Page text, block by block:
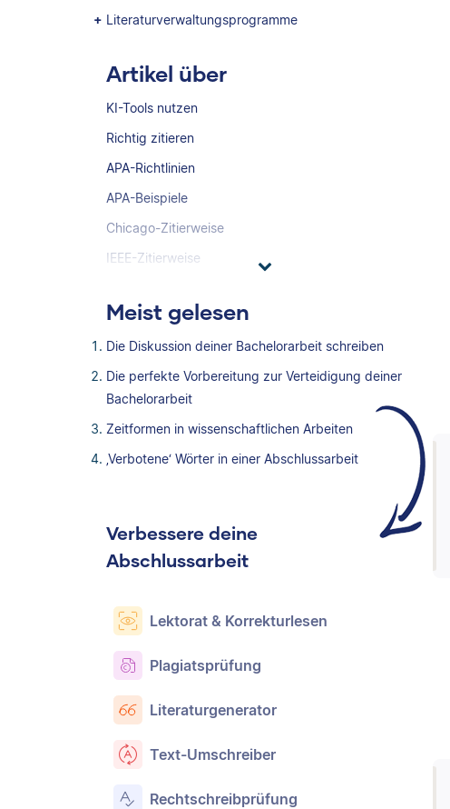
Literaturverwaltungsprogramme
Artikel über
KI-Tools nutzen
Richtig zitieren
APA-Richtlinien
APA-Beispiele
Chicago-Zitierweise
IEEE-Zitierweise
Meist gelesen
Die Diskussion deiner Bachelorarbeit schreiben
Die perfekte Vorbereitung zur Verteidigung deiner
Bachelorarbeit
Zeitformen in wissenschaftlichen Arbeiten
‚Verbotene‘ Wörter in einer Abschlussarbeit
Verbessere deine
Abschlussarbeit
Lektorat & Korrekturlesen
Plagiatsprüfung
Literaturgenerator
Text-Umschreiber
Rechtschreibprüfung